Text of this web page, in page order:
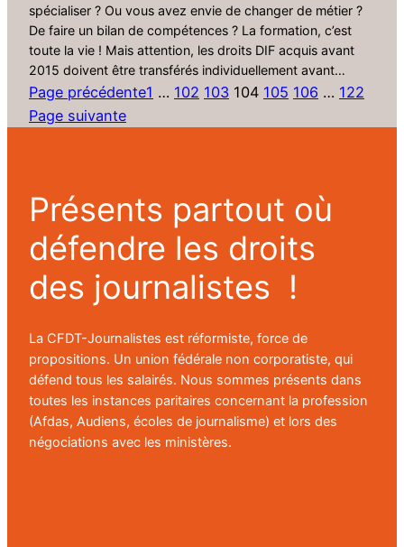
spécialiser ? Ou vous avez envie de changer de métier ?
De faire un bilan de compétences ? La formation, c’est
toute la vie ! Mais attention, les droits DIF acquis avant
2015 doivent être transférés individuellement avant…
Page précédente1 … 102 103 104 105 106 … 122
Page suivante
Présents partout où
défendre les droits
des journalistes !
La CFDT-Journalistes est réformiste, force de
propositions. Un union fédérale non corporatiste, qui
défend tous les salairés. Nous sommes présents dans
toutes les instances paritaires concernant la profession
(Afdas, Audiens, écoles de journalisme) et lors des
négociations avec les ministères.